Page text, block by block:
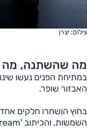
צילום: יצרן
מה שהשתנה,
במתיחת הפנים נעשו
האבזור שופר.
בחוץ הושחרו חלקים